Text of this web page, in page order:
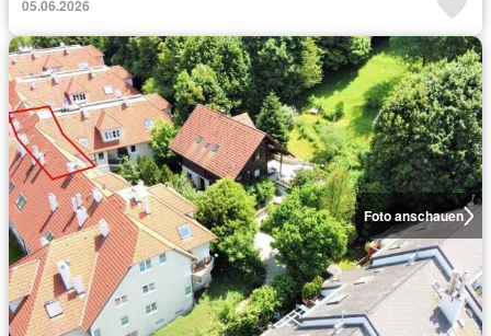
05.06.2026
Foto anschauen